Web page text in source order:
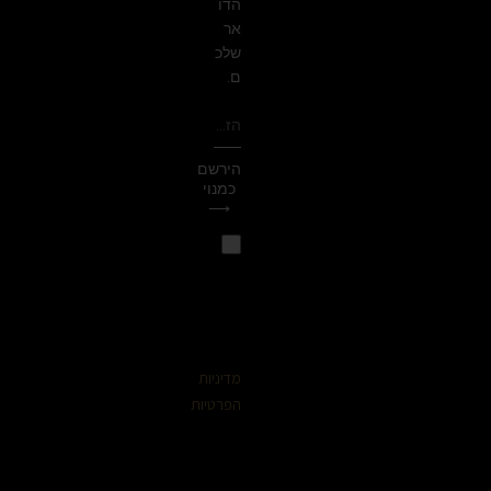
הדו
אר
שלכ
ם.
הירשם
כמנוי
⟶
מדיניות
הפרטיות